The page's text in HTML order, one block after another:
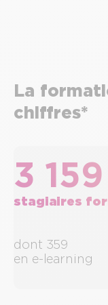
La
chiffres*
3 159
stagiaires
dont 359
en e-learning